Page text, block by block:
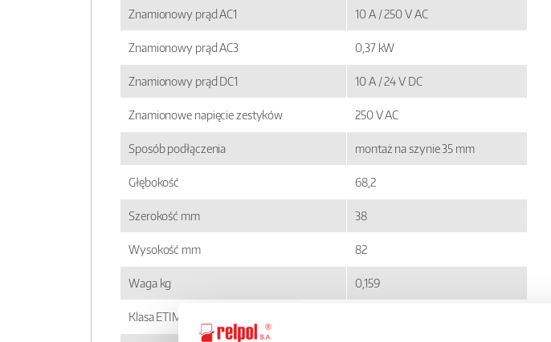
Znamionowy prąd AC1 10 A / 250 V AC
Znamionowy prąd AC3 0,37 kW
Znamionowy prąd DC1 10 A / 24 V DC
Znamionowe napięcie zestyków 250 V AC
Sposób podłączenia montaż na szynie 35 mm
Głębokość 68,2
Szerokość mm 38
Wysokość mm 82
Waga kg 0,159
Klasa ETIM